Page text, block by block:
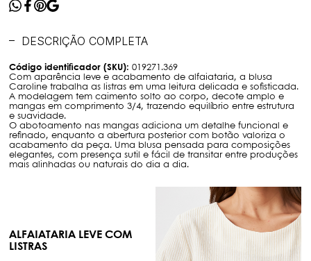
DESCRIÇÃO COMPLETA
Código identificador (SKU): 019271.369
Com aparência leve e acabamento de alfaiataria, a blusa
Caroline trabalha as listras em uma leitura delicada e sofisticada.
A modelagem tem caimento solto ao corpo, decote amplo e
mangas em comprimento 3/4, trazendo equilíbrio entre estrutura
e suavidade.
O abotoamento nas mangas adiciona um detalhe funcional e
refinado, enquanto a abertura posterior com botão valoriza o
acabamento da peça. Uma blusa pensada para composições
elegantes, com presença sutil e fácil de transitar entre produções
mais alinhadas ou naturais do dia a dia.
ALFAIATARIA LEVE COM
LISTRAS